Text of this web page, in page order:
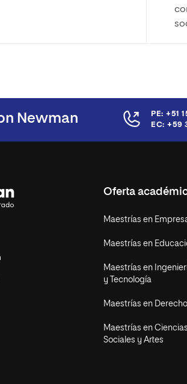
Newman
PE: +51
EC: +59
Oferta
Maestrías en
Maestrías en
Maestrías en
y Tecnología
Maestrías en Derecho
Maestrías en Ciencias
Sociales y Artes